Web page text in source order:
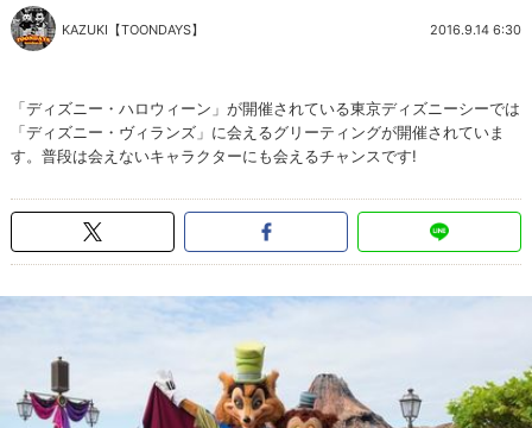
KAZUKI【TOONDAYS】 2016.9.14 6:30
「ディズニー・ハロウィーン」が開催されている東京ディズニーシーでは
「ディズニー・ヴィランズ」に会えるグリーティングが開催されていま
す。普段は会えないキャラクターにも会えるチャンスです!